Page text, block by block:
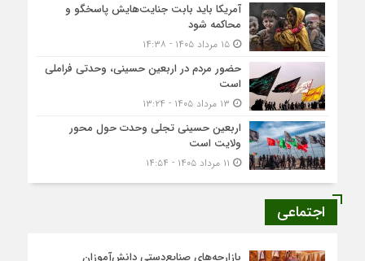
آمریکا باید بابت جنایت‌هایش پاسخگو و
محاکمه شود
۱۵ مرداد ۱۴۰۵ - ۱۴:۳۸
حضور مردم در اربعین حسینی، وحدتی فراملی
است
اربعین حسینی تجلی وحدت حول محور
ولایت است
اجتماعی
بازارچه‌های صنایع‌دستی دانش‌آموزان